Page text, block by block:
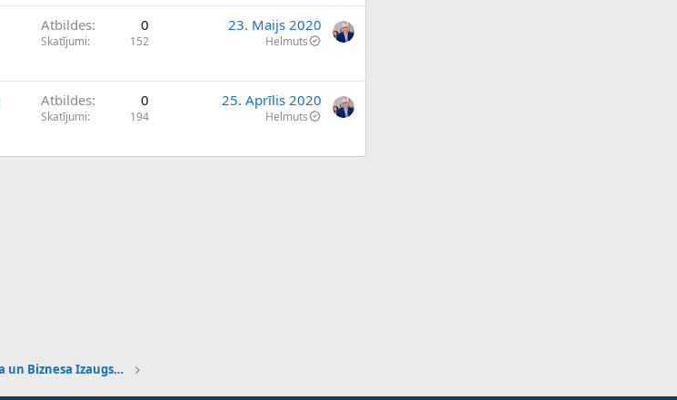
Atbildes 0
Skatījumi 152
23. Maijs 2020
Helmuts
Atbildes 0
Skatījumi 194
25. Aprīlis 2020
Helmuts
Online Uzņēmējdarbība un Biznesa Izaugsme